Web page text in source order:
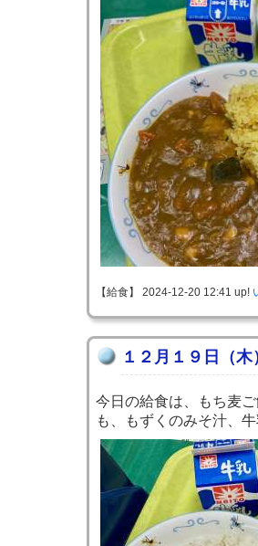
【給食】 2024-12-20 12:41 up!
１２月１９日（木
今日の給食は、もち麦
も、もずくのみそ汁、